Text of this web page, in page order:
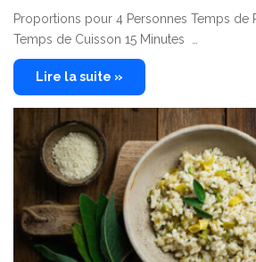
Proportions pour 4 Personnes Temps de
Temps de Cuisson 15 Minutes …
Lire la suite »